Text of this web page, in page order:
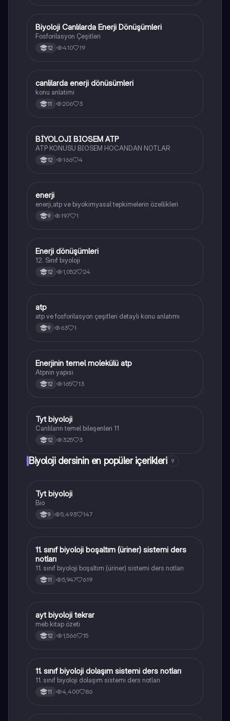
Biyoloji
Biyoloji Canlılarda Enerji Dönüşümleri
Fosforilasyon Çeşitleri
12 410 19
Biyoloji
canlilarda enerji dönüsümleri
konu anlatimi
11 206 3
Biyoloji
BİYOLOJI BIOSEM ATP
ATP KONUSU BIOSEM HOCANDAN NOTLAR
12 166 4
Biyoloji
enerji
enerji,atp ve biyokimyasal tepkimelerin özellikleri
9 197 1
Biyoloji
Enerji dönüşümleri
12. Sınıf biyoloji
12 1,052 24
Biyoloji
atp
atp ve fosforilasyon çeşitleri detaylı konu anlatımı
9 63 1
Biyoloji
Enerjinin temel molekülü atp
Atpnin yapısı
12 165 13
Biyoloji
Tyt biyoloji
Canlıların temel bileşenleri 11
12 325 3
Biyoloji dersinin en popüler içerikleri 9
Biyoloji
Tyt biyoloji
Bio
9 5,493 147
Biyoloji
11. sınıf biyoloji boşaltım (üriner) sistemi ders
notları
11. sınıf biyoloji boşaltım (üriner) sistemi ders notları
11 5,947 619
Biyoloji
ayt biyoloji tekrar
meb kitap özeti
12 1,566 15
Biyoloji
11. sınıf biyoloji dolaşım sistemi ders notları
11. sınıf biyoloji dolaşım sistemi ders notları
11 4,400 86